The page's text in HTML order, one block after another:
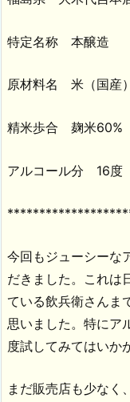
特定名称 本醸造
原材料名 米（国産
精米歩合 麹米60%
アルコール分 16度
今回もジューシーな
だきました。これは
ている飲兵衛さんま
思いました。特にア
度試してみてはいか
まだ販売店も少なく